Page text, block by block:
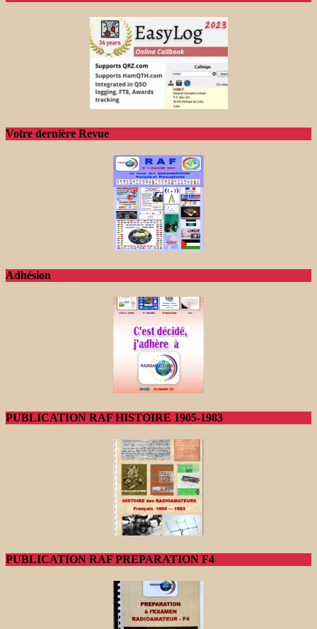
Votre dernière Revue
Adhésion
PUBLICATION RAF HISTOIRE 1905-1983
PUBLICATION RAF PREPARATION F4